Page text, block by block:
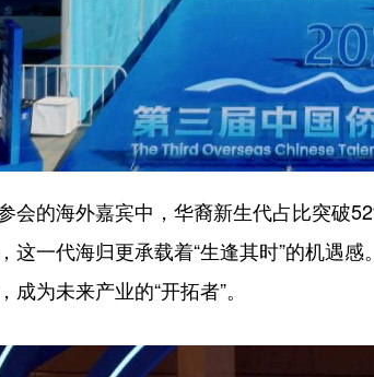
的海外嘉宾中，华裔新生代占比突破
这一代海归更承载着“生逢其时”的机遇
成为未来产业的“开拓者”。